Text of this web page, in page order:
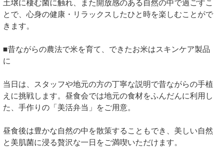
土壌に棲む菌に触れ、また開放感のある自然の中で過ごすこ
とで、心身の健康・リラックスしたひと時を楽しむことがで
きます。
■昔ながらの農法で米を育て、できたお米はスキンケア製品
に
当日は、スタッフや地元の方の丁寧な説明で昔ながらの手植
えに挑戦します。昼食会では地元の食材をふんだんに利用し
た、手作りの「美活弁当」をご用意。
昼食後は豊かな自然の中を散策することもでき、美しい自然
と美肌菌に浸る贅沢な一日をご満喫いただけます。